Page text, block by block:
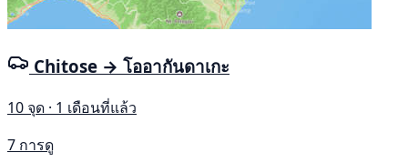
Chitose → โออากันดาเกะ
10 จุด · 1 เดือนที่แล้ว
7 การดู